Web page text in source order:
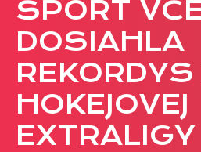
REKLAMA
Viac o reklamných
Obchodné podmienky
Prezentácia 2026
CASE STUDIES
ŠPORT
DOSIAHLA
HOKEJOVEJ
EXTRALIGY